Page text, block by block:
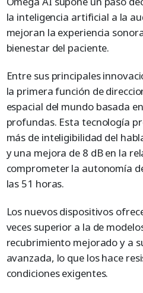
la inteligencia artificial a la
mejoran la experiencia
bienestar del paciente.
Entre sus principales
la primera función de
espacial del mundo basada
profundas. Esta tecnología
más de inteligibilidad del
y una mejora de 8 dB en la
comprometer la autonomía
las 51 horas.
Los nuevos dispositivos
veces superior a la de
recubrimiento mejorado y a
avanzada, lo que los hace
condiciones exigentes.